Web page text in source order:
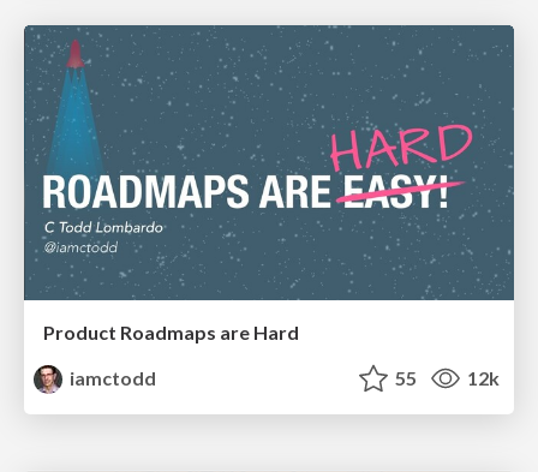
Product Roadmaps are Hard
iamctodd
55 12k